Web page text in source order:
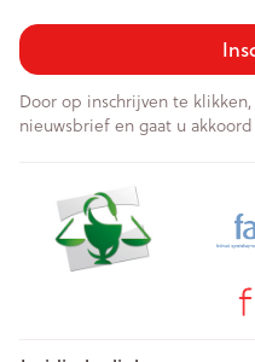
Door op inschrijven te
nieuwsbrief en gaat u